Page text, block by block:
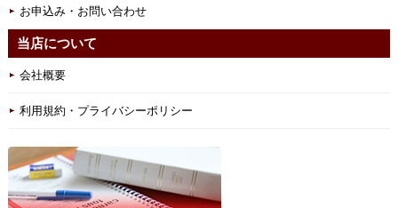
お申込み・お問い合わせ
当店について
会社概要
利用規約・プライバシーポリシー